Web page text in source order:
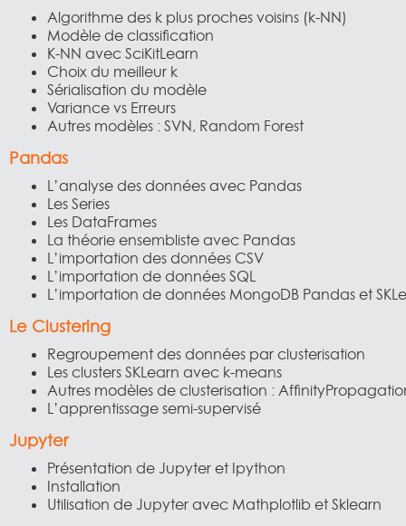
Algorithme des k plus proches voisins (k-NN)
Modèle de classification
K-NN avec SciKitLearn
Choix du meilleur k
Sérialisation du modèle
Variance vs Erreurs
Autres modèles : SVN, Random Forest
Pandas
L’analyse des données avec Pandas
Les Series
Les DataFrames
La théorie ensembliste avec Pandas
L’importation des données CSV
L’importation de données SQL
L’importation de données MongoDB Pandas et
Le Clustering
Regroupement des données par clusterisation
Les clusters SKLearn avec k-means
Autres modèles de clusterisation :
L’apprentissage semi-supervisé
Jupyter
Présentation de Jupyter et Ipython
Installation
Utilisation de Jupyter avec Mathplotlib et Sklearn